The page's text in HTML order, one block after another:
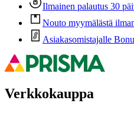
Ilmainen palautus 30
Nouto myymälästä
Asiakasomistajalle
Verkkokauppa